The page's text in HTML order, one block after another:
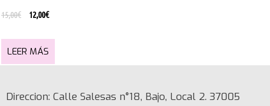
15,00€ 12,00€
LEER MÁS
Direccion: Calle Salesas n°18, Bajo, Local 2. 37005